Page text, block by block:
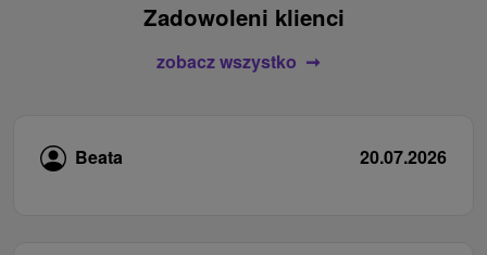
Zadowoleni klienci
zobacz wszystko
Beata 20.07.2026